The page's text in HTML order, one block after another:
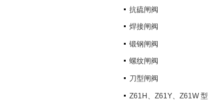
抗硫闸阀
焊接闸阀
锻钢闸阀
螺纹闸阀
刀型闸阀
Z61H、Z61Y、Z61W 型